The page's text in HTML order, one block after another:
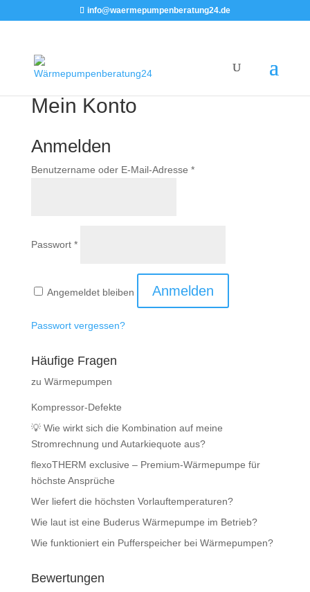
info@waermepumpenberatung24.de
Mein Konto
Anmelden
Benutzername oder E-Mail-Adresse *Erforderlich
Passwort *
Angemeldet bleiben Anmelden
Passwort vergessen?
Häufige Fragen
zu Wärmepumpen
Kompressor-Defekte
💡 Wie wirkt sich die Kombination auf meine
Stromrechnung und Autarkiequote aus?
flexoTHERM exclusive – Premium-Wärmepumpe für
höchste Ansprüche
Wer liefert die höchsten Vorlauftemperaturen?
Wie laut ist eine Buderus Wärmepumpe im Betrieb?
Wie funktioniert ein Pufferspeicher bei Wärmepumpen?
Bewertungen